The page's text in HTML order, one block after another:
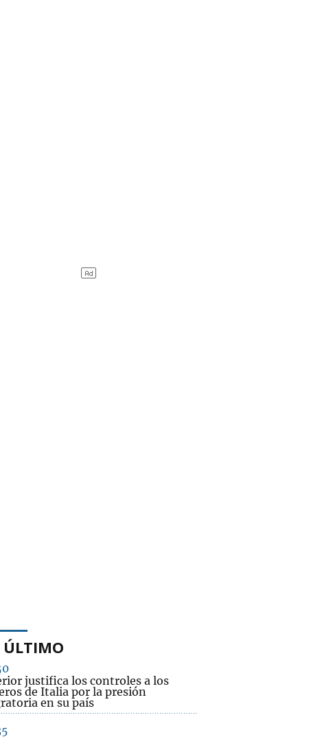
ÚLTIMO
justifica los controles a los
de Italia por la presión
en su país